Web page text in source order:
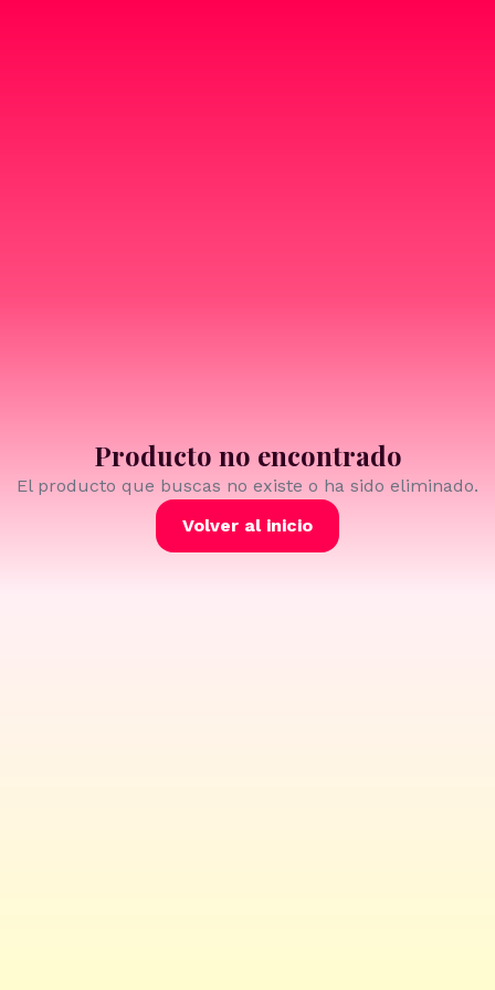
Producto no encontrado
El producto que buscas no existe o ha sido eliminado.
Volver al inicio